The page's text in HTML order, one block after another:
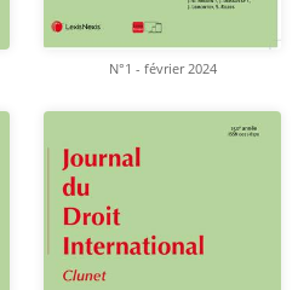
N°1 - février 2024